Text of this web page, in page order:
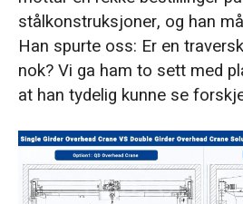
stålkonstruksjoner, og han
Han spurte oss: Er en
nok? Vi ga ham to sett med
at han tydelig kunne se